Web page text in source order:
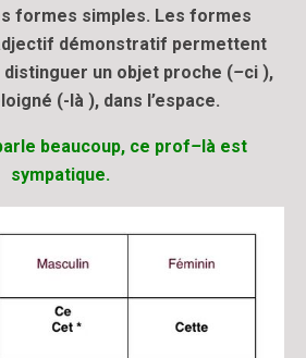
formes simples. Les formes
démonstratif permettent
un objet proche (–ci ),
(-là ), dans l’espace.
beaucoup, ce prof–là est
sympatique.